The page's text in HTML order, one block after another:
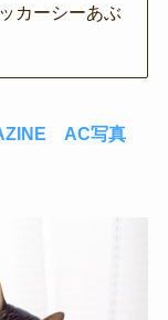
カーシーあぶ
AC写真